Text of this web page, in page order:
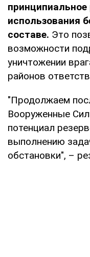
использования
составе. Это
возможности
уничтожении
районов
"Продолжаем
Вооруженные
потенциал
выполнению
обстановки", –